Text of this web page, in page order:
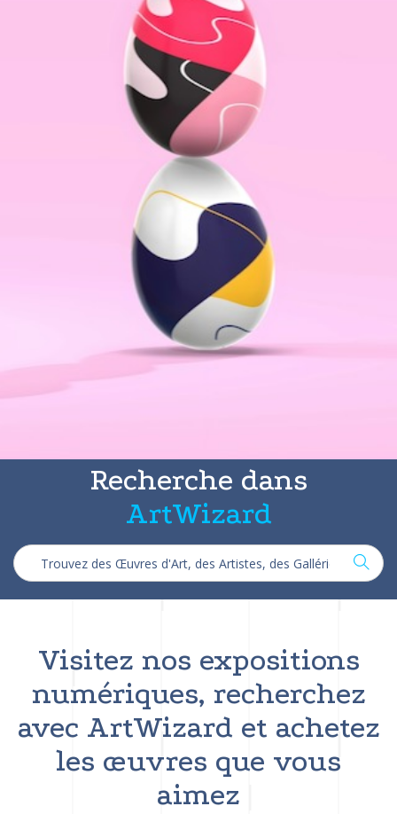
Recherche dans
ArtWizard
Visitez nos expositions
numériques, recherchez
avec ArtWizard et achetez
les œuvres que vous
aimez